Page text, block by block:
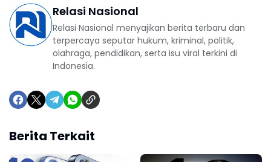
Relasi Nasional
Relasi Nasional menyajikan berita terbaru dan
terpercaya seputar hukum, kriminal, politik,
olahraga, pendidikan, serta isu viral terkini di
Indonesia.
Berita Terkait